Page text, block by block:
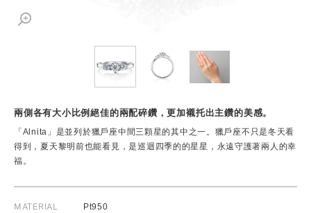
兩側各有大小比例絕佳的兩配碎鑽，更加襯托出主鑽的美感。
「Alnita」是並列於獵戶座中間三顆星的其中之一。獵戶座不只是冬天看
得到，夏天黎明前也能看見，是巡迴四季的的星星，永遠守護著兩人的幸
福。
MATERIAL Pt950